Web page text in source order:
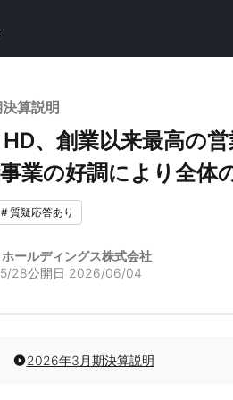
算説明
、創業以来最高の
業の好調により全体
#質疑応答あり
ールディングス株式会社
28公開日 2026/06/04
2026年3月期決算説明